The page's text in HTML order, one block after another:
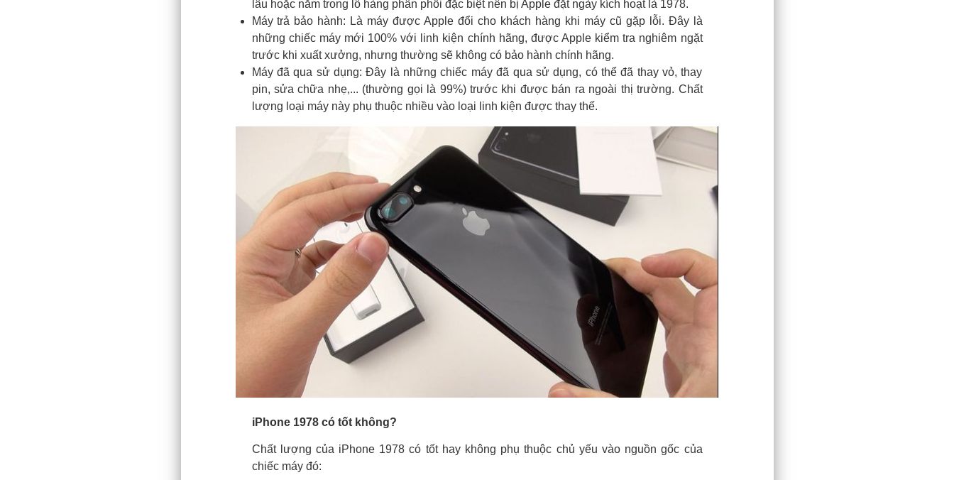
lâu hoặc nằm trong lô hàng phân phối đặc biệt nên bị Apple đặt ngày kích hoạt là 1978.
Máy trả bảo hành: Là máy được Apple đổi cho khách hàng khi máy cũ gặp lỗi. Đây là
những chiếc máy mới 100% với linh kiện chính hãng, được Apple kiểm tra nghiêm ngặt
trước khi xuất xưởng, nhưng thường sẽ không có bảo hành chính hãng.
Máy đã qua sử dụng: Đây là những chiếc máy đã qua sử dụng, có thể đã thay vỏ, thay
pin, sửa chữa nhẹ,... (thường gọi là 99%) trước khi được bán ra ngoài thị trường. Chất
lượng loại máy này phụ thuộc nhiều vào loại linh kiện được thay thế.
iPhone 1978 có tốt không?
Chất lượng của iPhone 1978 có tốt hay không phụ thuộc chủ yếu vào nguồn gốc của
chiếc máy đó: